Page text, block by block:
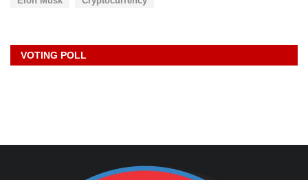
VOTING POLL